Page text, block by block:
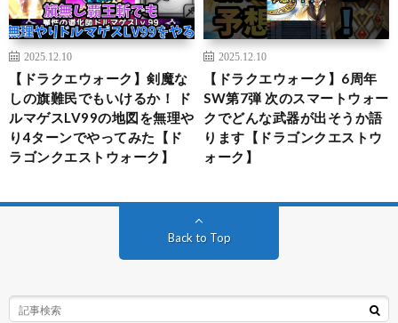
2025.12.10
【ドラクエウォーク】剣魔な
しの旗難民でもいけるか！ ド
ルマゲスLV99の地図を無理や
り4ターンでやってみた【ド
ラゴンクエストウォーク】
2025.12.10
【ドラクエウォーク】6周年
SW第7弾 次のスマートウォー
クでどんな武器が出そうか語
ります【ドラゴンクエストウ
ォーク】
Back to Top